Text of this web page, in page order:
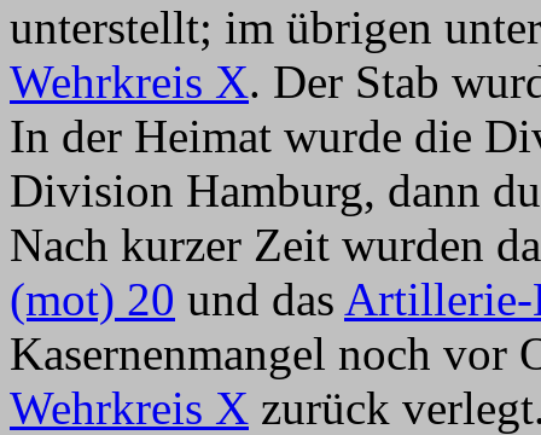
unterstellt; im übrigen
Wehrkreis X. Der Stab
In der Heimat wurde die
Division Hamburg, dann
Nach kurzer Zeit wurden
(mot) 20 und das Artillerie-
Kasernenmangel noch vor
Wehrkreis X zurück